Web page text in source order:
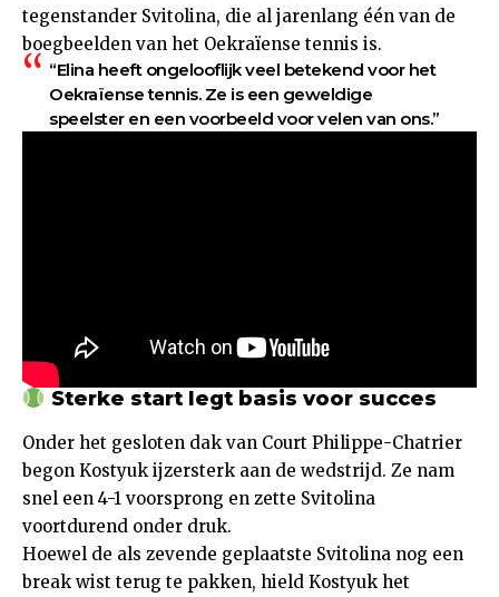
tegenstander Svitolina, die al jarenlang één van de
boegbeelden van het Oekraïense tennis is.
“Elina heeft ongelooflijk veel betekend voor het
Oekraïense tennis. Ze is een geweldige
speelster en een voorbeeld voor velen van ons.”
Sterke start legt basis voor succes
Onder het gesloten dak van Court Philippe-Chatrier
begon Kostyuk ijzersterk aan de wedstrijd. Ze nam
snel een 4-1 voorsprong en zette Svitolina
voortdurend onder druk.
Hoewel de als zevende geplaatste Svitolina nog een
break wist terug te pakken, hield Kostyuk het